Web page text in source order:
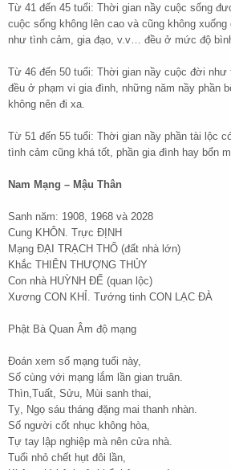
Từ 41 đến 45 tuổi: Thời gian nầy cuộc sống
cuộc sống không lên cao và cũng không
như tình cảm, gia đạo, v.v… đều ở mức độ
Từ 46 đến 50 tuổi: Thời gian nầy cuộc đời như
đều ở phạm vi gia đình, những năm nầy phần
không nên đi xa.
Từ 51 đến 55 tuổi: Thời gian nầy phần tài lộc
tình cảm cũng khá tốt, phần gia đình hay bổn
Nam Mạng – Mậu Thân
Sanh năm: 1908, 1968 và 2028
Cung KHÔN. Trực ĐỊNH
Mạng ĐẠI TRẠCH THỔ (đất nhà lớn)
Khắc THIÊN THƯỢNG THỦY
Con nhà HUỲNH ĐẾ (quan lộc)
Xương CON KHỈ. Tướng tinh CON LẠC ĐÀ
Phật Bà Quan Âm độ mạng
Đoán xem số mạng tuổi này,
Số cùng với mạng lắm lần gian truân.
Thìn,Tuất, Sửu, Mùi sanh thai,
Tỵ, Ngọ sáu tháng đặng mai thanh nhàn.
Số người cốt nhục không hòa,
Tự tay lập nghiệp mà nên cửa nhà.
Tuổi nhỏ chết hụt đôi lần,